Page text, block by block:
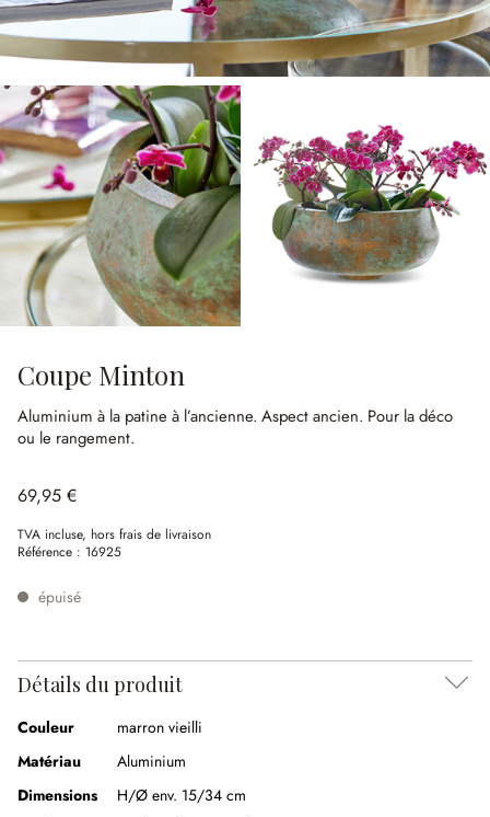
Coupe Minton
Aluminium à la patine à l’ancienne. Aspect ancien. Pour la déco
ou le rangement.
69,95 €
TVA incluse, hors frais de livraison
Référence : 16925
épuisé
Détails du produit
Couleur
marron vieilli
Matériau
Aluminium
Dimensions
H/Ø env. 15/34 cm